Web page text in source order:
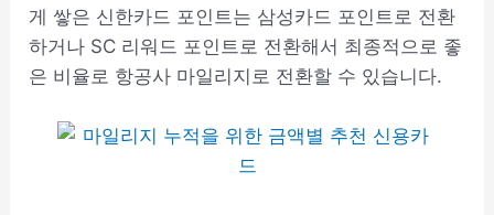
게 쌓은 신한카드 포인트는 삼성카드 포인트로 전환
하거나 SC 리워드 포인트로 전환해서 최종적으로 좋
은 비율로 항공사 마일리지로 전환할 수 있습니다.